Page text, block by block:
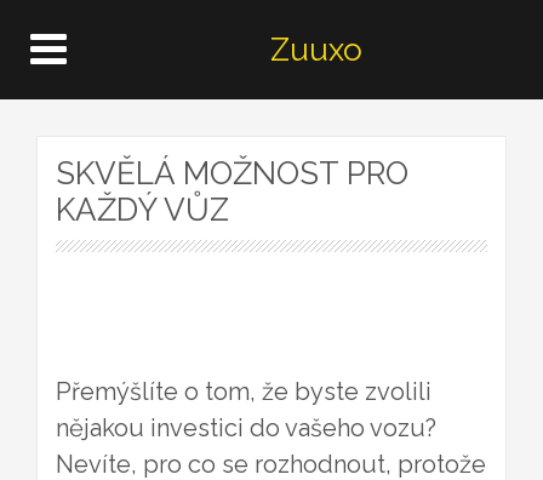
Zuuxo
SKVĚLÁ MOŽNOST PRO
KAŽDÝ VŮZ
Přemýšlíte o tom, že byste zvolili
nějakou investici do vašeho vozu?
Nevíte, pro co se rozhodnout, protože